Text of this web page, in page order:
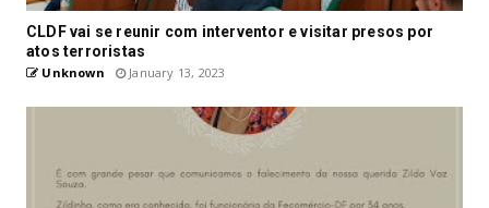
CLDF vai se reunir com interventor e visitar presos por
atos terroristas
Unknown January 13, 2023